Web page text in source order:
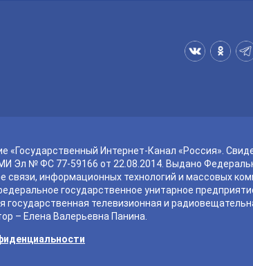
«Государственный Интернет-Канал «Россия».
Эл № ФС 77-59166 от 22.08.2014. Выдано
связи, информационных технологий и массовых
государственное унитарное
государственная телевизионная и
– Елена Валерьевна Панина.